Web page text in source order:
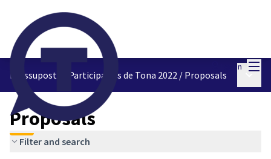
Log in
Pressupostos Participatius de Tona 2022 / Proposals Main
Proposals
Filter and search